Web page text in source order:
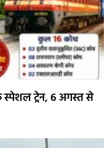
ट्रेन, 6 अगस्त से